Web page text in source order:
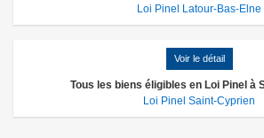
Loi Pinel Latour-Bas-Elne
Voir le détail
Tous les biens éligibles en Loi Pinel à
Loi Pinel Saint-Cyprien